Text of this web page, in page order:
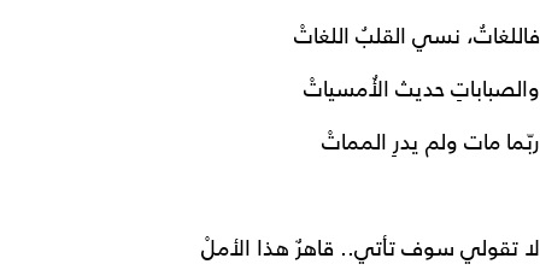
فاللغاتُ، نسي القلبُ اللغاتْ
والصباباتِ حديث الأُمسياتْ
ربّما مات ولم يدرِ المماتْ
لا تقولي سوف تأتي.. قاهرٌ هذا الأملْ